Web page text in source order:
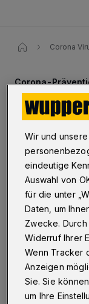
Corona
Corona-
„Social
Wuppertal
neuen
das
Orientierung in
wurde jetzt bei
City positioniert.
20.09.2020 ,
Wir und unsere
eindeutige
Auswahl von
für die unter
Daten, um
Zwecke.
Widerruf Ihrer
Wenn Tracker
Anzeigen
Sie. Sie
um Ihre